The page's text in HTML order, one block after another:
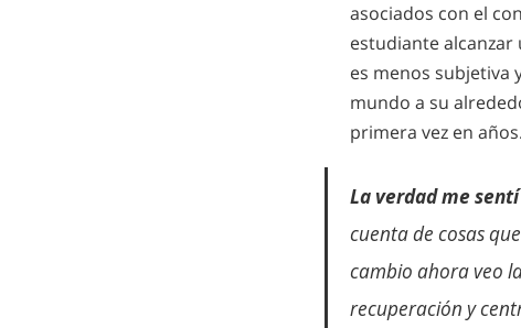
asociados con el
estudiante
es menos subjetiva
mundo a su
primera vez en años.
La verdad me
cuenta de cosas
cambio ahora veo
recuperación y